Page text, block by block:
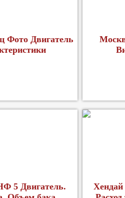
Фото Двигатель
5 Двигатель.